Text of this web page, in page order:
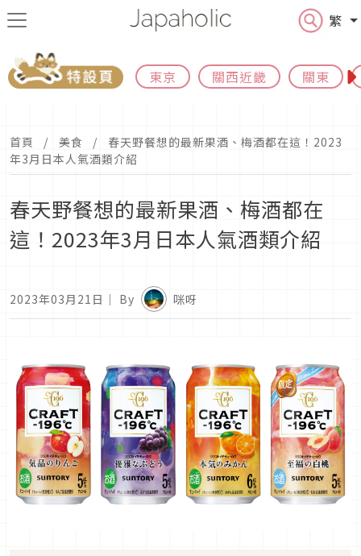
繁
東京 關西近畿 關東
首頁 美食
春天野餐想的最新果酒、梅酒都在這！2023
年3月日本人氣酒類介紹
春天野餐想的最新果酒、梅酒都在
這！2023年3月日本人氣酒類介紹
2023年03月21日 ｜ By 咪呀